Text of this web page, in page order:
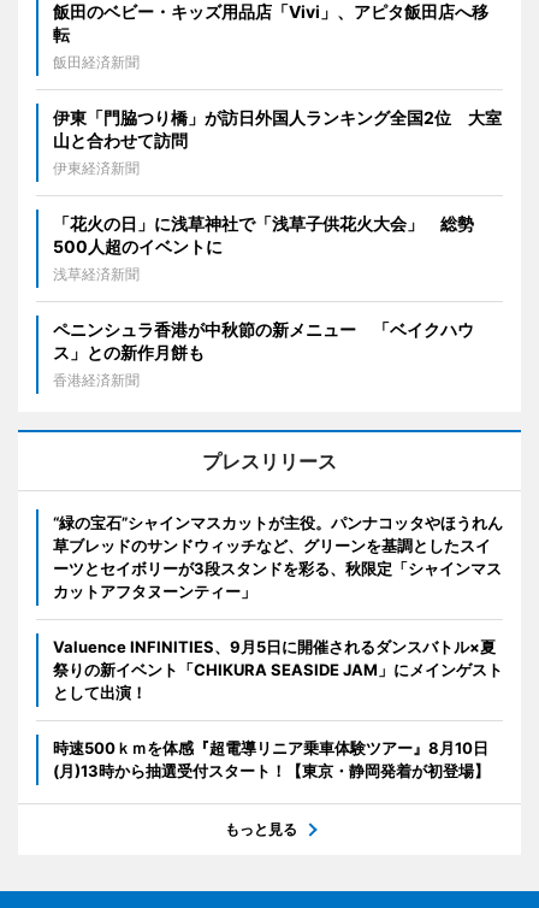
飯田のベビー・キッズ用品店「Vivi」、アピタ飯田店へ移
転
飯田経済新聞
伊東「門脇つり橋」が訪日外国人ランキング全国2位 大室
山と合わせて訪問
伊東経済新聞
「花火の日」に浅草神社で「浅草子供花火大会」 総勢
500人超のイベントに
浅草経済新聞
ペニンシュラ香港が中秋節の新メニュー 「ベイクハウ
ス」との新作月餅も
香港経済新聞
プレスリリース
“緑の宝石”シャインマスカットが主役。パンナコッタやほうれん
草ブレッドのサンドウィッチなど、グリーンを基調としたスイ
ーツとセイボリーが3段スタンドを彩る、秋限定「シャインマス
カットアフタヌーンティー」
Valuence INFINITIES、9月5日に開催されるダンスバトル×夏
祭りの新イベント「CHIKURA SEASIDE JAM」にメインゲスト
として出演！
時速500ｋｍを体感『超電導リニア乗車体験ツアー』8月10日
(月)13時から抽選受付スタート！【東京・静岡発着が初登場】
もっと見る